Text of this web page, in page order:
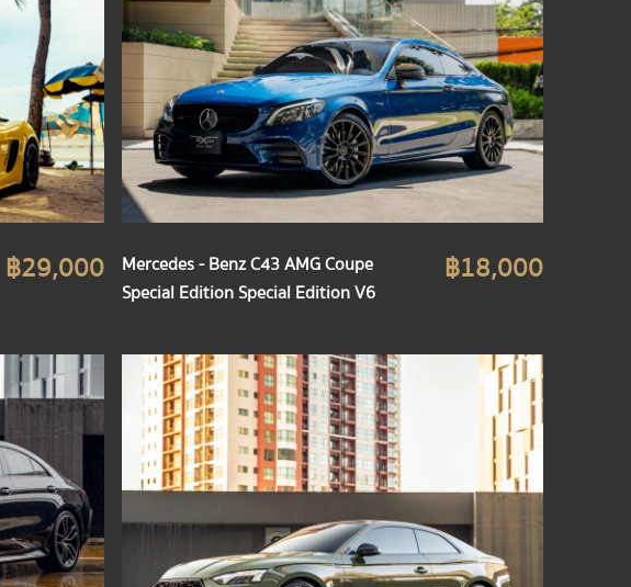
฿29,000
Mercedes - Benz C43 AMG Coupe
Special Edition Special Edition V6
฿18,000